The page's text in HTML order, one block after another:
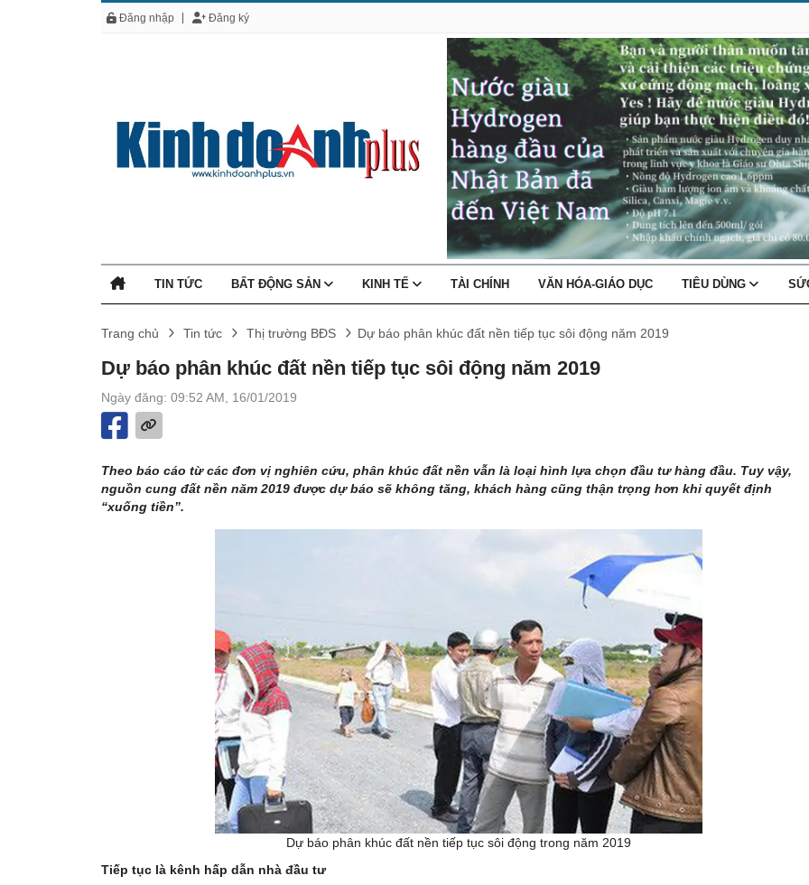
Đăng nhập Đăng ký
TIN TỨC BẤT ĐỘNG SẢN KINH TẾ TÀI CHÍNH VĂN HÓA-GIÁO DỤC TIÊU DÙNG
Trang chủ Tin tức Thị trường BĐS Dự báo phân khúc đất nền tiếp tục sôi động năm 2019
Dự báo phân khúc đất nền tiếp tục sôi động năm 2019
Ngày đăng: 09:52 AM, 16/01/2019
Theo báo cáo từ các đơn vị nghiên cứu, phân khúc đất nền vẫn là loại hình lựa chọn đầu tư hàng đầu. Tuy vậy,
nguồn cung đất nền năm 2019 được dự báo sẽ không tăng, khách hàng cũng thận trọng hơn khi quyết định
“xuống tiền”.
Dự báo phân khúc đất nền tiếp tục sôi động trong năm 2019
Tiếp tục là kênh hấp dẫn nhà đầu tư